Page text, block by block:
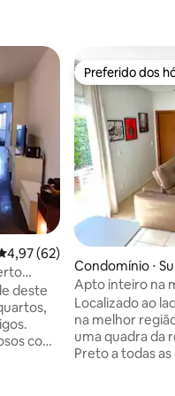
hóspedes
de uma avaliação média
4,97 (62)
deste
Preferido dos
Preferido dos
Condomínio ⋅
(S-7)
Apto inteiro na
Preto
Localizado ao
na melhor
uma quadra da
Preto a todas